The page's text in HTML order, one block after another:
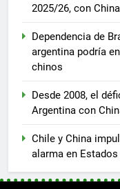
2025/26, con
Dependencia de
argentina podría
chinos
Desde 2008, el
Argentina con
Chile y China
alarma en